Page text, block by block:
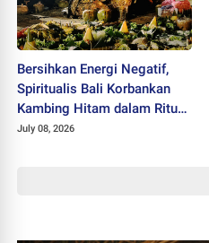
Bersihkan Energi Negatif,
Spiritualis Bali Korbankan
Kambing Hitam dalam Ritual
di Parangkusumo
July 08, 2026